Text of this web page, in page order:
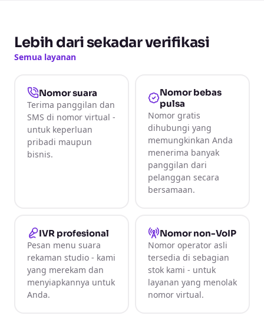
Lebih dari sekadar verifikasi
Semua layanan
Nomor suara
Terima panggilan dan
SMS di nomor virtual -
untuk keperluan
pribadi maupun
bisnis.
Nomor bebas
pulsa
Nomor gratis
dihubungi yang
memungkinkan Anda
menerima banyak
panggilan dari
pelanggan secara
bersamaan.
IVR profesional
Pesan menu suara
rekaman studio - kami
yang merekam dan
menyiapkannya untuk
Anda.
Nomor non-VoIP
Nomor operator asli
tersedia di sebagian
stok kami - untuk
layanan yang menolak
nomor virtual.